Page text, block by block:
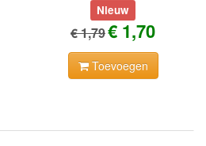
Nieuw
€ 1,79€ 1,70
Toevoegen